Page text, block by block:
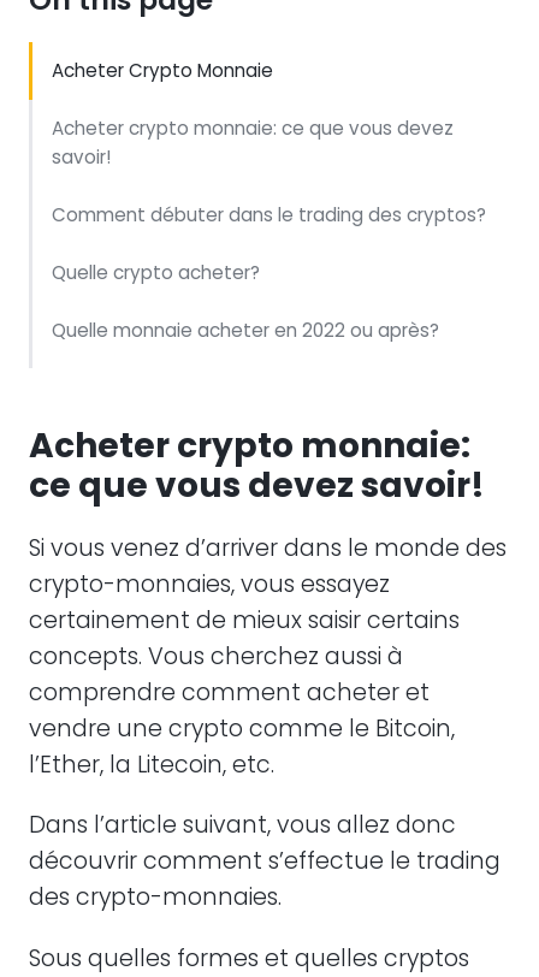
Acheter Crypto Monnaie
Acheter crypto monnaie: ce que vous devez
savoir!
Comment débuter dans le trading des cryptos?
Quelle crypto acheter?
Quelle monnaie acheter en 2022 ou après?
Passer par un exchange pour vendre et acheter
Pourquoi vous orienter vers le trading des
crypto-monnaies?
Comment surveiller les fluctuations de votre
monnaie?
Comment sécuriser sa monnaie dans la e-
wallet?
Quelles conditions pour réussir dans un projet de
Acheter crypto monnaie:
ce que vous devez savoir!
Si vous venez d’arriver dans le monde des
crypto-monnaies, vous essayez
certainement de mieux saisir certains
concepts. Vous cherchez aussi à
comprendre comment acheter et
vendre une crypto comme le Bitcoin,
l’Ether, la Litecoin, etc.
Dans l’article suivant, vous allez donc
découvrir comment s’effectue le trading
des crypto-monnaies.
Sous quelles formes et quelles cryptos